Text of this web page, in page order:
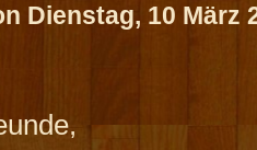
Dienstag, 10 März